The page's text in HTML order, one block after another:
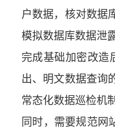
户数据，核对数据
模拟数据库数据泄
完成基础加密改造
出、明文数据查询
常态化数据巡检机
同时，需要规范网